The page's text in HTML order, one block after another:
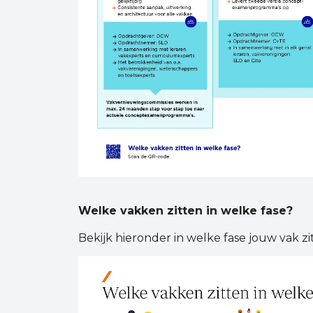
Welke vakken zitten in welke fase?
Bekijk hieronder in welke fase jouw vak